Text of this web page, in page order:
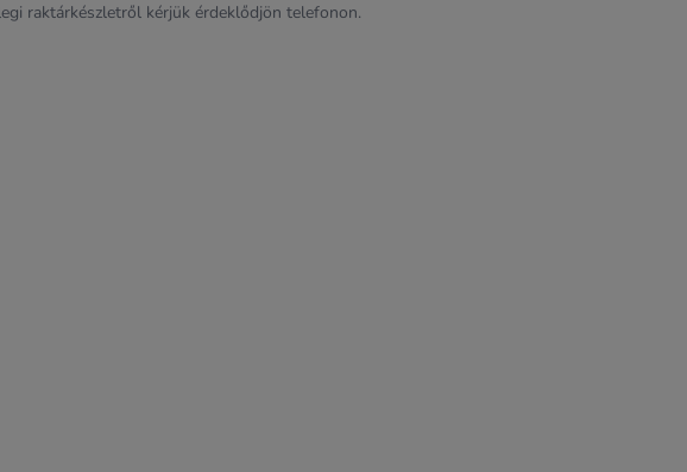
raktárkészletről kérjük érdeklődjön telefonon.